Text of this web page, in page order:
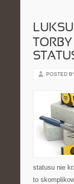
POSTED
statusu nie
to